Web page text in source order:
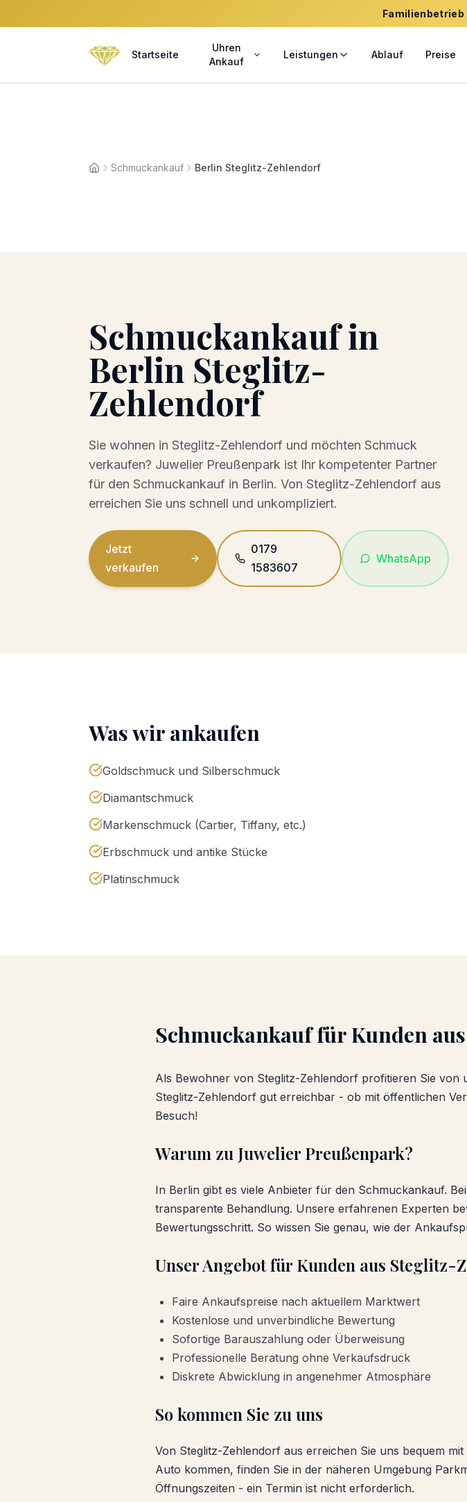
Familienbetrieb
Startseite
Uhren
Ankauf
Leistungen Ablauf Preise
StartseiteSchmuckankauf Berlin Steglitz-Zehlendorf
Schmuckankaufin
Berlin Steglitz-
Zehlendorf
Sie wohnen in Steglitz-Zehlendorf und möchten Schmuck
verkaufen? Juwelier Preußenpark ist Ihr kompetenter Partner
für den Schmuckankauf in Berlin. Von Steglitz-Zehlendorf aus
erreichen Sie uns schnell und unkompliziert.
Jetzt
verkaufen
0179
1583607
WhatsApp
Was wir ankaufen
Goldschmuck und Silberschmuck
Diamantschmuck
Markenschmuck (Cartier, Tiffany, etc.)
Erbschmuck und antike Stücke
Platinschmuck
Schmuckankauffür Kunden aus
Als Bewohner von Steglitz-Zehlendorf profitieren Sie von
Steglitz-Zehlendorf gut erreichbar - ob mit öffentlichen
Besuch!
Warum zu Juwelier Preußenpark?
In Berlin gibt es viele Anbieter für den Schmuckankauf.
transparente Behandlung. Unsere erfahrenen Experten
Bewertungsschritt. So wissen Sie genau, wie der
Unser Angebot für Kunden aus Steglitz-
Faire Ankaufspreise nach aktuellem Marktwert
Kostenlose und unverbindliche Bewertung
Sofortige Barauszahlung oder Überweisung
Professionelle Beratung ohne Verkaufsdruck
Diskrete Abwicklung in angenehmer Atmosphäre
So kommen Sie zu uns
Von Steglitz-Zehlendorf aus erreichen Sie uns bequem
Auto kommen, finden Sie in der näheren Umgebung
Öffnungszeiten - ein Termin ist nicht erforderlich.